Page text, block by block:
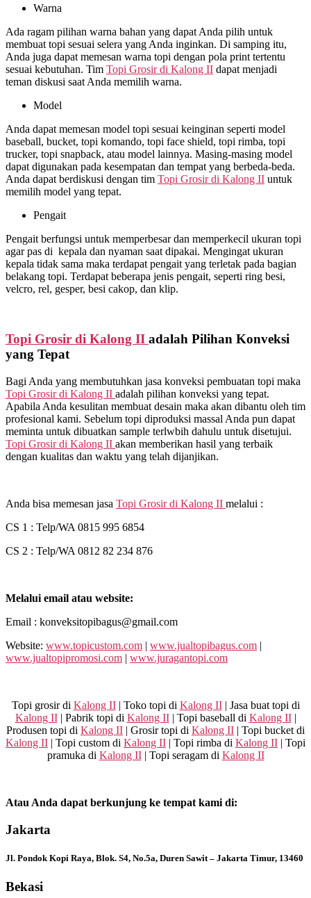
Warna
Ada ragam pilihan warna bahan yang dapat Anda pilih untuk
membuat topi sesuai selera yang Anda inginkan. Di samping itu,
Anda juga dapat memesan warna topi dengan pola print tertentu
sesuai kebutuhan. Tim Topi Grosir di Kalong II dapat menjadi
teman diskusi saat Anda memilih warna.
Model
Anda dapat memesan model topi sesuai keinginan seperti model
baseball, bucket, topi komando, topi face shield, topi rimba, topi
trucker, topi snapback, atau model lainnya. Masing-masing model
dapat digunakan pada kesempatan dan tempat yang berbeda-beda.
Anda dapat berdiskusi dengan tim Topi Grosir di Kalong II untuk
memilih model yang tepat.
Pengait
Pengait berfungsi untuk memperbesar dan memperkecil ukuran topi
agar pas di kepala dan nyaman saat dipakai. Mengingat ukuran
kepala tidak sama maka terdapat pengait yang terletak pada bagian
belakang topi. Terdapat beberapa jenis pengait, seperti ring besi,
velcro, rel, gesper, besi cakop, dan klip.
Topi Grosir di Kalong II adalah Pilihan Konveksi
yang Tepat
Bagi Anda yang membutuhkan jasa konveksi pembuatan topi maka
Topi Grosir di Kalong II adalah pilihan konveksi yang tepat.
Apabila Anda kesulitan membuat desain maka akan dibantu oleh tim
profesional kami. Sebelum topi diproduksi massal Anda pun dapat
meminta untuk dibuatkan sample terlwbih dahulu untuk disetujui.
Topi Grosir di Kalong II akan memberikan hasil yang terbaik
dengan kualitas dan waktu yang telah dijanjikan.
Anda bisa memesan jasa Topi Grosir di Kalong II melalui :
CS 1 : Telp/WA 0815 995 6854
CS 2 : Telp/WA 0812 82 234 876
Melalui email atau website:
Email : konveksitopibagus@gmail.com
Website: www.topicustom.com | www.jualtopibagus.com |
www.jualtopipromosi.com | www.juragantopi.com
Topi grosir di Kalong II| Toko topi di Kalong II| Jasa buat topi di
Kalong II| Pabrik topi di Kalong II| Topi baseball di Kalong II|
Produsen topi di Kalong II | Grosir topi di Kalong II | Topi bucket di
Kalong II | Topi custom di Kalong II | Topi rimba di Kalong II | Topi
pramuka di Kalong II| Topi seragam di Kalong II
Atau Anda dapat berkunjung ke tempat kami di:
Jakarta
Jl. Pondok Kopi Raya, Blok. S4, No.5a, Duren Sawit – Jakarta Timur, 13460
Bekasi